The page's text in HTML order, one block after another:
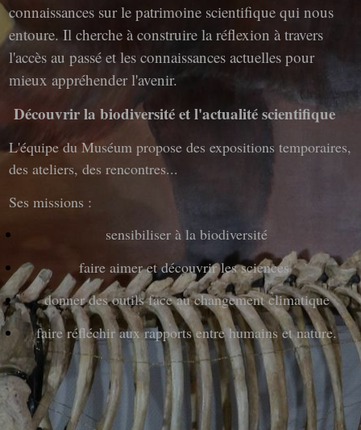
connaissances sur le patrimoine scientifique qui nous
entoure. Il cherche à construire la réflexion à travers
l'accès au passé et les connaissances actuelles pour
mieux appréhender l'avenir.
Découvrir la biodiversité et l'actualité scientifique
L'équipe du Muséum propose des expositions temporaires,
des ateliers, des rencontres...
Ses missions :
sensibiliser à la biodiversité
faire aimer et découvrir les sciences
donner des outils face au changement climatique
faire réfléchir aux rapports entre humains et nature.